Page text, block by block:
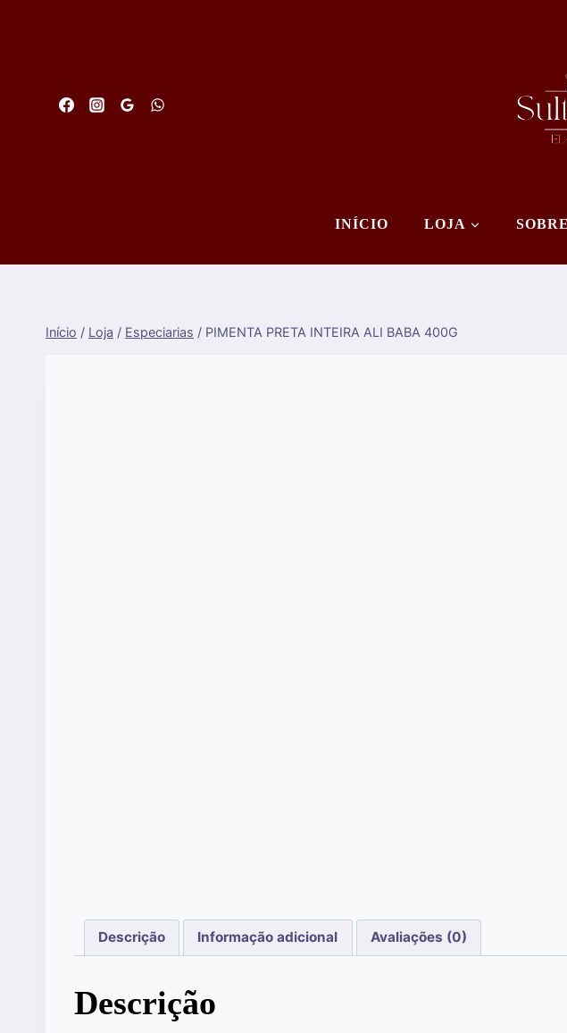
INÍCIO LOJA SOBRE
Início / Loja / Especiarias / PIMENTA PRETA INTEIRA ALI BABA 400G
Descrição Informação adicional Avaliações (0)
Descrição